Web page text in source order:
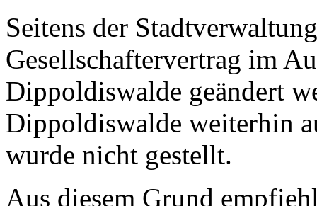
Seitens der
Gesellschaftervertrag im
Dippoldiswalde geändert
Dippoldiswalde weiterhin
wurde nicht gestellt.
Aus diesem Grund